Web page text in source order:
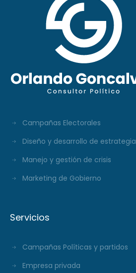
Campañas Electorales
Diseño y desarrollo de estrategia
Manejo y gestión de crisis
Marketing de Gobierno
Servicios
Campañas Políticas y partidos
Empresa privada